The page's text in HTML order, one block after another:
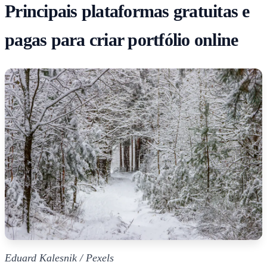
Principais plataformas gratuitas e
pagas para criar portfólio online
Eduard Kalesnik / Pexels